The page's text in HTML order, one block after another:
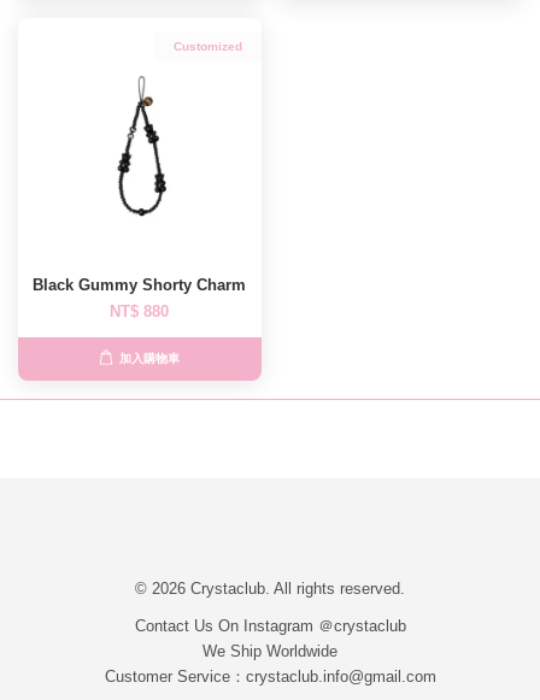
Customized
Black Gummy Shorty Charm
NT$ 880
加入購物車
© 2026 Crystaclub. All rights reserved.
Contact Us On Instagram ＠crystaclub
We Ship Worldwide
Customer Service：crystaclub.info@gmail.com